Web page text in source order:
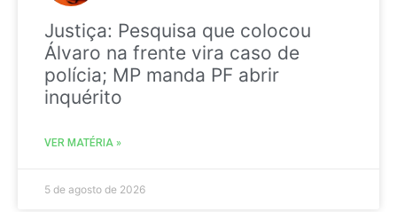
Justiça: Pesquisa que colocou
Álvaro na frente vira caso de
polícia; MP manda PF abrir
inquérito
VER MATÉRIA »
5 de agosto de 2026